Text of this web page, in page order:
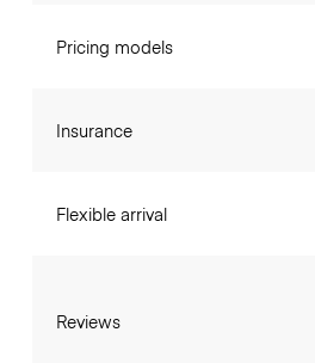
Pricing models
Insurance
Flexible arrival
Reviews